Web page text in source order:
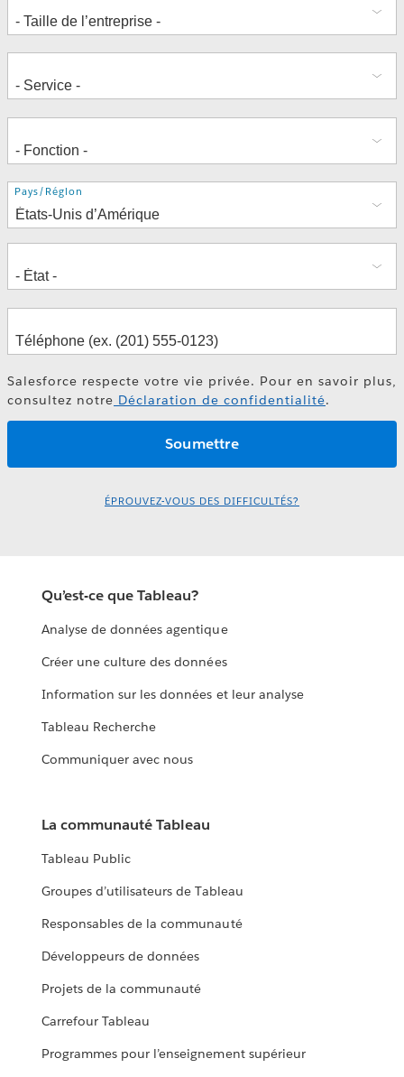
Adresse
Pays/Région
Salesforce respecte votre vie privée. Pour en savoir plus,
consultez notre Déclaration de confidentialité.
ÉPROUVEZ-VOUS DES DIFFICULTÉS?
Qu’est-ce que Tableau?
Analyse de données agentique
Créer une culture des données
Information sur les données et leur analyse
Tableau Recherche
Communiquer avec nous
La communauté Tableau
Tableau Public
Groupes d’utilisateurs de Tableau
Responsables de la communauté
Développeurs de données
Projets de la communauté
Carrefour Tableau
Programmes pour l’enseignement supérieur